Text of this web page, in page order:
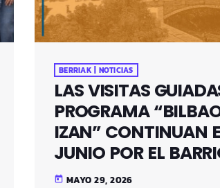
BERRIAK | NOTICIAS
LAS VISITAS
PROGRAMA
IZAN” CONTINUAN
JUNIO POR EL
SANTUTXU
today MAYO 29, 2026